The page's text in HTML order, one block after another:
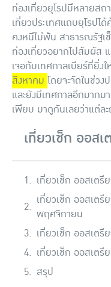
ท่องเที่ยวยุโรปมีหลายสถ
เที่ยวประเทศแถบยุโรปไ
คงหนีไม่พ้น สาธารณรัฐ
ท่องเที่ยวอยากไปสัมผัส
เจอกับเทศกาลเบียร์ที่ยิ่ง
สิงหาคม โดยจะจัดในช่ว
และยังมีเทศกาลอีกมาก
เพียบ มาดูกันเลยว่าแต่ล
เที่ยวเช็ก ออส
เที่ยวเช็ก ออสเต
เที่ยวเช็ก ออสเต
พฤศจิกายน
เที่ยวเช็ก ออสเต
เที่ยวเช็ก ออสเต
สรุป